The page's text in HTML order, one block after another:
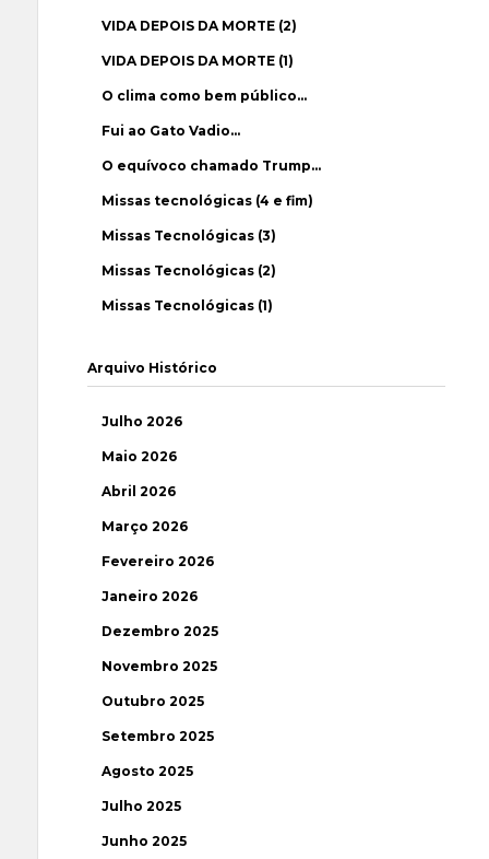
VIDA DEPOIS DA MORTE (2)
VIDA DEPOIS DA MORTE (1)
O clima como bem público…
Fui ao Gato Vadio…
O equívoco chamado Trump…
Missas tecnológicas (4 e fim)
Missas Tecnológicas (3)
Missas Tecnológicas (2)
Missas Tecnológicas (1)
Arquivo Histórico
Julho 2026
Maio 2026
Abril 2026
Março 2026
Fevereiro 2026
Janeiro 2026
Dezembro 2025
Novembro 2025
Outubro 2025
Setembro 2025
Agosto 2025
Julho 2025
Junho 2025